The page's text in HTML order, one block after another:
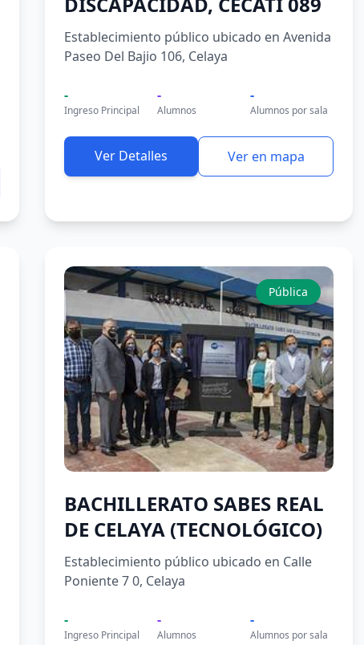
Establecimiento público ubicado en Avenida
Paseo Del Bajio 106, Celaya
-
Ingreso Principal
-
Alumnos
-
Alumnos por sala
Ver Detalles Ver en mapa
Pública
BACHILLERATO SABES REAL
DE CELAYA (TECNOLÓGICO)
Establecimiento público ubicado en Calle
Poniente 7 0, Celaya
-
Ingreso Principal
-
Alumnos
-
Alumnos por sala